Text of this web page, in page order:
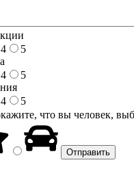
4
5
4
5
4
5
что вы человек,